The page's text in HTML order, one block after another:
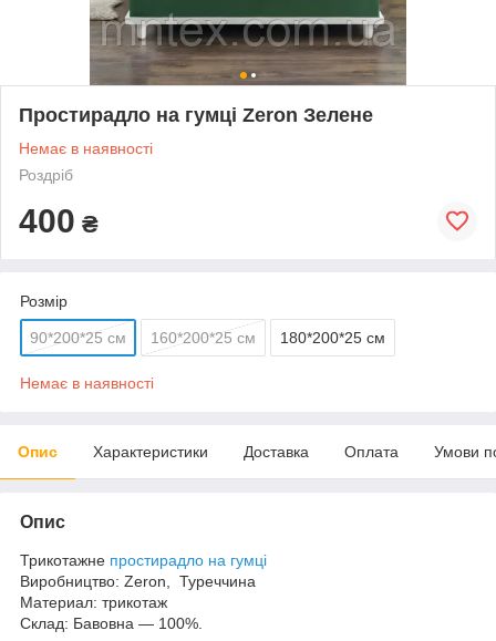
Простирадло на гумці Zeron Зелене
Немає в наявності
Роздріб
400 ₴
Розмір
90*200*25 см 160*200*25 см 180*200*25 см
Немає в наявності
Опис Характеристики Доставка Оплата Умови
Опис
Трикотажне простирадло на гумці
Виробництво: Zeron, Туреччина
Материал: трикотаж
Склад: Бавовна — 100%.